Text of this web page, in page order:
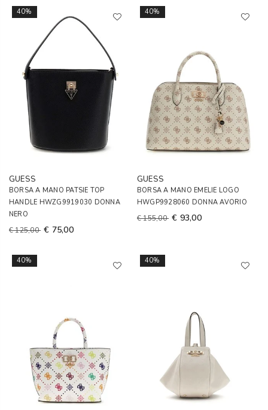
40%
GUESS
BORSA A MANO PATSIE TOP
HANDLE HWZG9919030 DONNA
NERO
€ 125,00 € 75,00
40%
GUESS
BORSA A MANO EMELIE LOGO
HWGP9928060 DONNA AVORIO
€ 155,00 € 93,00
40% 40%